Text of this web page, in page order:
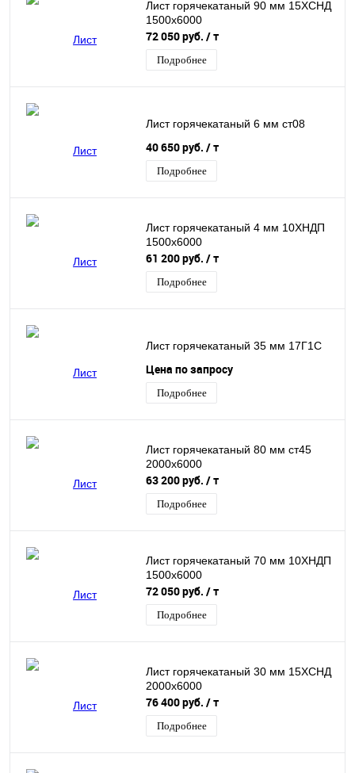
Лист горячекатаный 90 мм 15ХСНД
1500х6000
72 050 руб. / т
Подробнее
Лист горячекатаный 6 мм ст08
40 650 руб. / т
Подробнее
Лист горячекатаный 4 мм 10ХНДП
1500х6000
61 200 руб. / т
Подробнее
Лист горячекатаный 35 мм 17Г1С
Цена по запросу
Подробнее
Лист горячекатаный 80 мм ст45
2000х6000
63 200 руб. / т
Подробнее
Лист горячекатаный 70 мм 10ХНДП
1500х6000
72 050 руб. / т
Подробнее
Лист горячекатаный 30 мм 15ХСНД
2000х6000
76 400 руб. / т
Подробнее